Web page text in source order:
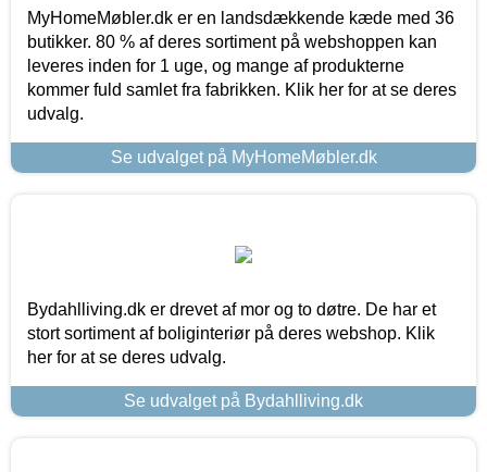
MyHomeMøbler.dk er en landsdækkende kæde med 36
butikker. 80 % af deres sortiment på webshoppen kan
leveres inden for 1 uge, og mange af produkterne
kommer fuld samlet fra fabrikken. Klik her for at se deres
udvalg.
Se udvalget på MyHomeMøbler.dk
Bydahlliving.dk er drevet af mor og to døtre. De har et
stort sortiment af boliginteriør på deres webshop. Klik
her for at se deres udvalg.
Se udvalget på Bydahlliving.dk